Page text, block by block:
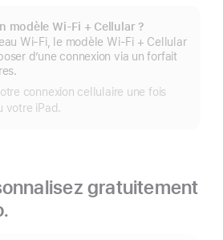
modèle Wi‑Fi + Cellular ?
Wi-Fi, le modèle Wi‑Fi + Cellular
d’une connexion via un forfait
connexion cellulaire une fois
votre iPad.
gratuitement